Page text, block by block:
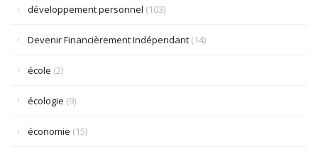
développement personnel (103)
Devenir Financièrement Indépendant (14)
école (2)
écologie (9)
économie (15)